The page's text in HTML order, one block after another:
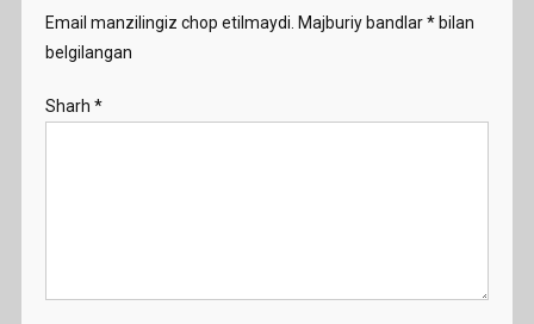
Email manzilingiz chop etilmaydi. Majburiy bandlar*bilan
belgilangan
Sharh *